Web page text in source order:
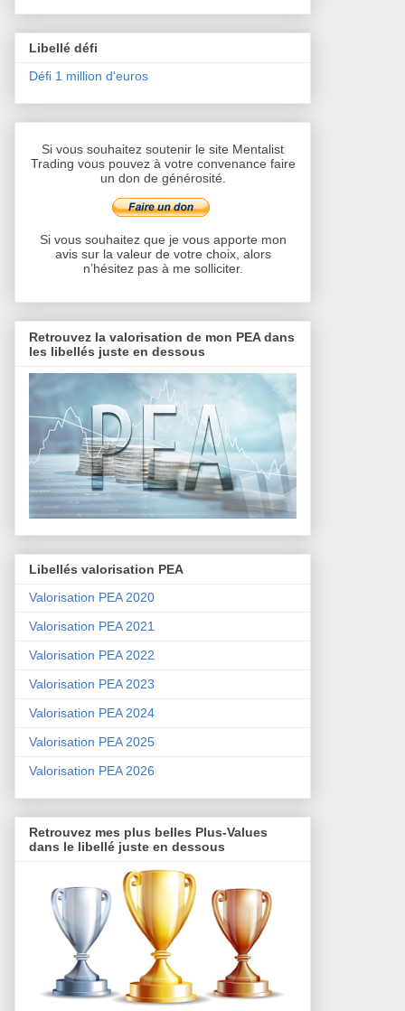
Libellé défi
Défi 1 million d'euros
Si vous souhaitez soutenir le site Mentalist
Trading vous pouvez à votre convenance faire
un don de générosité.
Si vous souhaitez que je vous apporte mon
avis sur la valeur de votre choix, alors
n’hésitez pas à me solliciter.
Retrouvez la valorisation de mon PEA dans
les libellés juste en dessous
Libellés valorisation PEA
Valorisation PEA 2020
Valorisation PEA 2021
Valorisation PEA 2022
Valorisation PEA 2023
Valorisation PEA 2024
Valorisation PEA 2025
Valorisation PEA 2026
Retrouvez mes plus belles Plus-Values
dans le libellé juste en dessous